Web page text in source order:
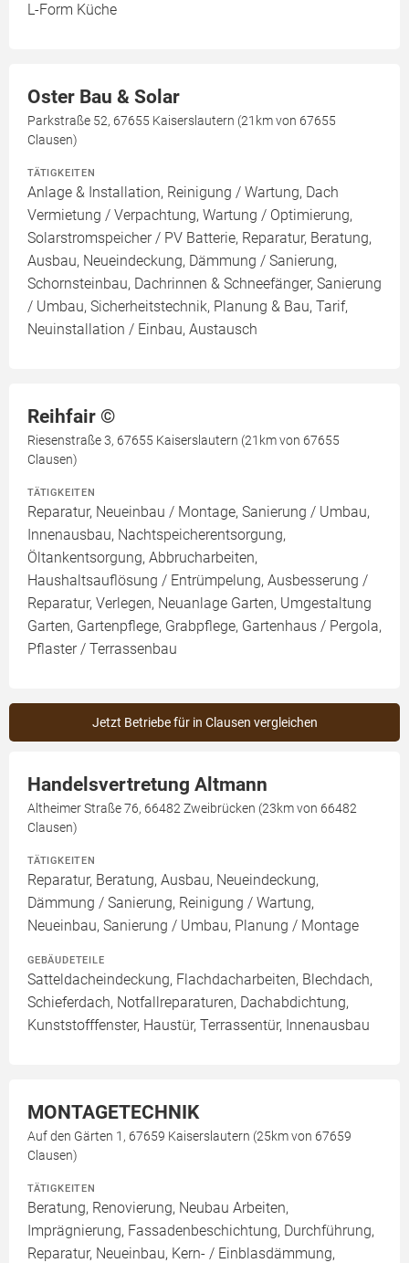
L-Form Küche
Oster Bau & Solar
Parkstraße 52, 67655 Kaiserslautern (21km von 67655
Clausen)
TÄTIGKEITEN
Anlage & Installation, Reinigung / Wartung, Dach
Vermietung / Verpachtung, Wartung / Optimierung,
Solarstromspeicher / PV Batterie, Reparatur, Beratung,
Ausbau, Neueindeckung, Dämmung / Sanierung,
Schornsteinbau, Dachrinnen & Schneefänger, Sanierung
/ Umbau, Sicherheitstechnik, Planung & Bau, Tarif,
Neuinstallation / Einbau, Austausch
Reihfair ©️
Riesenstraße 3, 67655 Kaiserslautern (21km von 67655
Clausen)
TÄTIGKEITEN
Reparatur, Neueinbau / Montage, Sanierung / Umbau,
Innenausbau, Nachtspeicherentsorgung,
Öltankentsorgung, Abbrucharbeiten,
Haushaltsauflösung / Entrümpelung, Ausbesserung /
Reparatur, Verlegen, Neuanlage Garten, Umgestaltung
Garten, Gartenpflege, Grabpflege, Gartenhaus / Pergola,
Pflaster / Terrassenbau
Jetzt Betriebe für in Clausen vergleichen
Handelsvertretung Altmann
Altheimer Straße 76, 66482 Zweibrücken (23km von 66482
Clausen)
TÄTIGKEITEN
Reparatur, Beratung, Ausbau, Neueindeckung,
Dämmung / Sanierung, Reinigung / Wartung,
Neueinbau, Sanierung / Umbau, Planung / Montage
GEBÄUDETEILE
Satteldacheindeckung, Flachdacharbeiten, Blechdach,
Schieferdach, Notfallreparaturen, Dachabdichtung,
Kunststofffenster, Haustür, Terrassentür, Innenausbau
MONTAGETECHNIK
Auf den Gärten 1, 67659 Kaiserslautern (25km von 67659
Clausen)
TÄTIGKEITEN
Beratung, Renovierung, Neubau Arbeiten,
Imprägnierung, Fassadenbeschichtung, Durchführung,
Reparatur, Neueinbau, Kern- / Einblasdämmung,